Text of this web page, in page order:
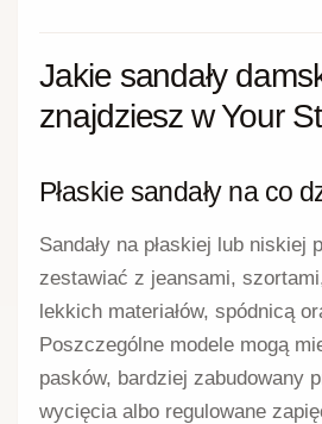
Jakie sandały
znajdziesz w Your
Płaskie sandały na co
Sandały na płaskiej lub niskiej
zestawiać z jeansami,
lekkich materiałów, spódnicą
Poszczególne modele mogą
pasków, bardziej zabudowany
wycięcia albo regulowane